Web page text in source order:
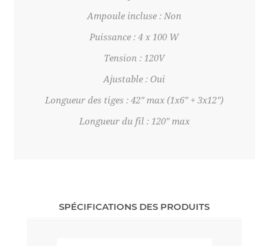
Ampoule incluse : Non
Puissance : 4 x 100 W
Tension : 120V
Ajustable : Oui
Longueur des tiges : 42" max (1x6" + 3x12")
Longueur du fil : 120" max
SPÉCIFICATIONS DES PRODUITS